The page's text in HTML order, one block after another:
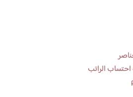
الراتب